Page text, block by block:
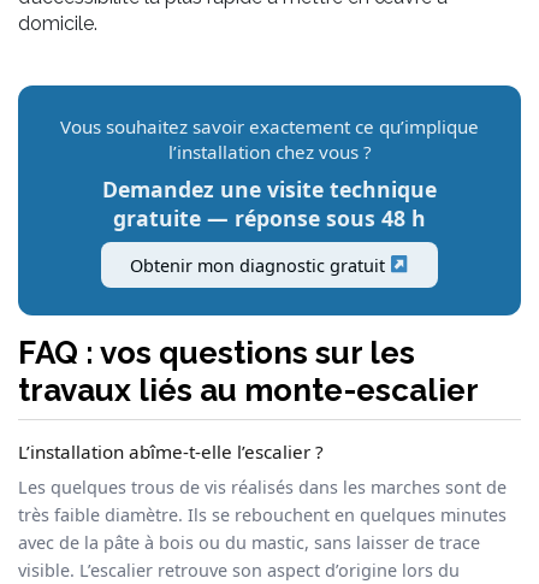
domicile.
Vous souhaitez savoir exactement ce qu’implique
l’installation chez vous ?
Demandez une visite technique
gratuite — réponse sous 48 h
Obtenir mon diagnostic gratuit
FAQ : vos questions sur les
travaux liés au monte-escalier
L’installation abîme-t-elle l’escalier ?
Les quelques trous de vis réalisés dans les marches sont de
très faible diamètre. Ils se rebouchent en quelques minutes
avec de la pâte à bois ou du mastic, sans laisser de trace
visible. L’escalier retrouve son aspect d’origine lors du